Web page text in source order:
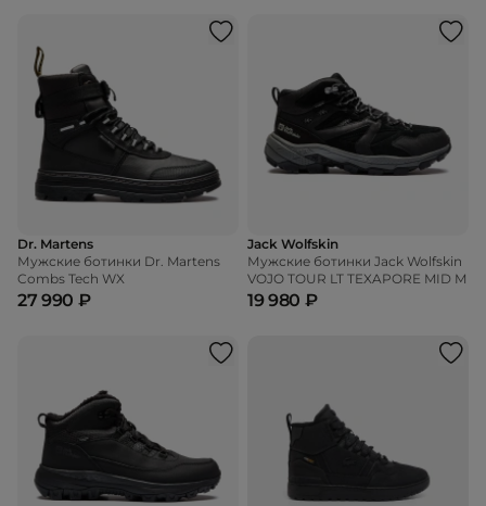
Dr. Martens
Мужские ботинки Dr. Martens
Combs Tech WX
27 990 ₽
Jack Wolfskin
Мужские ботинки Jack Wolfskin
VOJO TOUR LT TEXAPORE MID M
19 980 ₽